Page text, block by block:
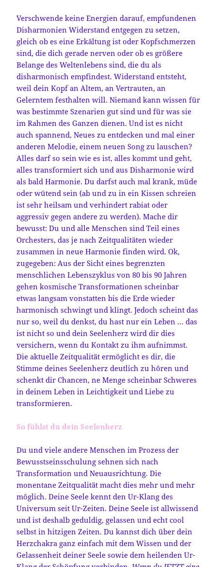
Verschwende keine Energien darauf, empfundenen
Disharmonien Widerstand entgegen zu setzen,
gleich ob es eine Erkältung ist oder Kopfschmerzen
sind, die dich gerade nerven oder ob es größere
Belange des Weltenlebens sind, die du als
disharmonisch empfindest. Widerstand entsteht,
weil dein Kopf an Altem, an Vertrauten, an
Gelerntem festhalten will. Niemand kann wissen für
was bestimmte Szenarien gut sind und für was sie
im Rahmen des Ganzen dienen. Und ist es nicht
auch spannend, Neues zu entdecken und mal einer
anderen Melodie, einem neuen Song zu lauschen?
Alles darf so sein wie es ist, alles kommt und geht,
alles transformiert sich und aus Disharmonie wird
als bald Harmonie. Du darfst auch mal krank, müde
oder wütend sein (ab und zu in ein Kissen schreien
ist sehr heilsam und verhindert rabiat oder
aggressiv gegen andere zu werden). Mache dir
bewusst: Du und alle Menschen sind Teil eines
Orchesters, das je nach Zeitqualitäten wieder
zusammen in neue Harmonie finden wird. Ok,
zugegeben: Aus der Sicht eines begrenzten
menschlichen Lebenszyklus von 80 bis 90 Jahren
gehen kosmische Transformationen scheinbar
etwas langsam vonstatten bis die Erde wieder
harmonisch schwingt und klingt. Jedoch scheint das
nur so, weil du denkst, du hast nur ein Leben … das
ist nicht so und dein Seelenherz wird dir dies
versichern, wenn du Kontakt zu ihm aufnimmst.
Die aktuelle Zeitqualität ermöglicht es dir, die
Stimme deines Seelenherz deutlich zu hören und
schenkt dir Chancen, ne Menge scheinbar Schweres
in deinem Leben in Leichtigkeit und Liebe zu
transformieren.
So fühlst du dein Seelenherz
Du und viele andere Menschen im Prozess der
Bewusstseinsschulung sehnen sich nach
Transformation und Neuausrichtung. Die
monentane Zeitqualität macht dies mehr und mehr
möglich. Deine Seele kennt den Ur-Klang des
Universum seit Ur-Zeiten. Deine Seele ist allwissend
und ist deshalb geduldig, gelassen und echt cool
selbst in hitzigen Zeiten. Du kannst dich über dein
Herzchakra ganz einfach mit dem Wissen und der
Gelassenheit deiner Seele sowie dem heilenden Ur-